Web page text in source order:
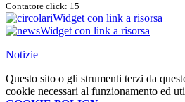
Contatore click: 15
Widget con link a risorsa
Widget con link a risorsa
Notizie
Questo sito o gli strumenti terzi da
cookie necessari al funzionamento ed